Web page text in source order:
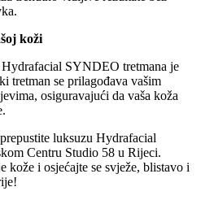
koži
SYNDEO tretmana je
tretman se prilagođava vašim
osiguravajući da vaša koža
luksuzu Hydrafacial
Centru Studio 58 u Rijeci.
kože i osjećajte se svježe, blistavo i